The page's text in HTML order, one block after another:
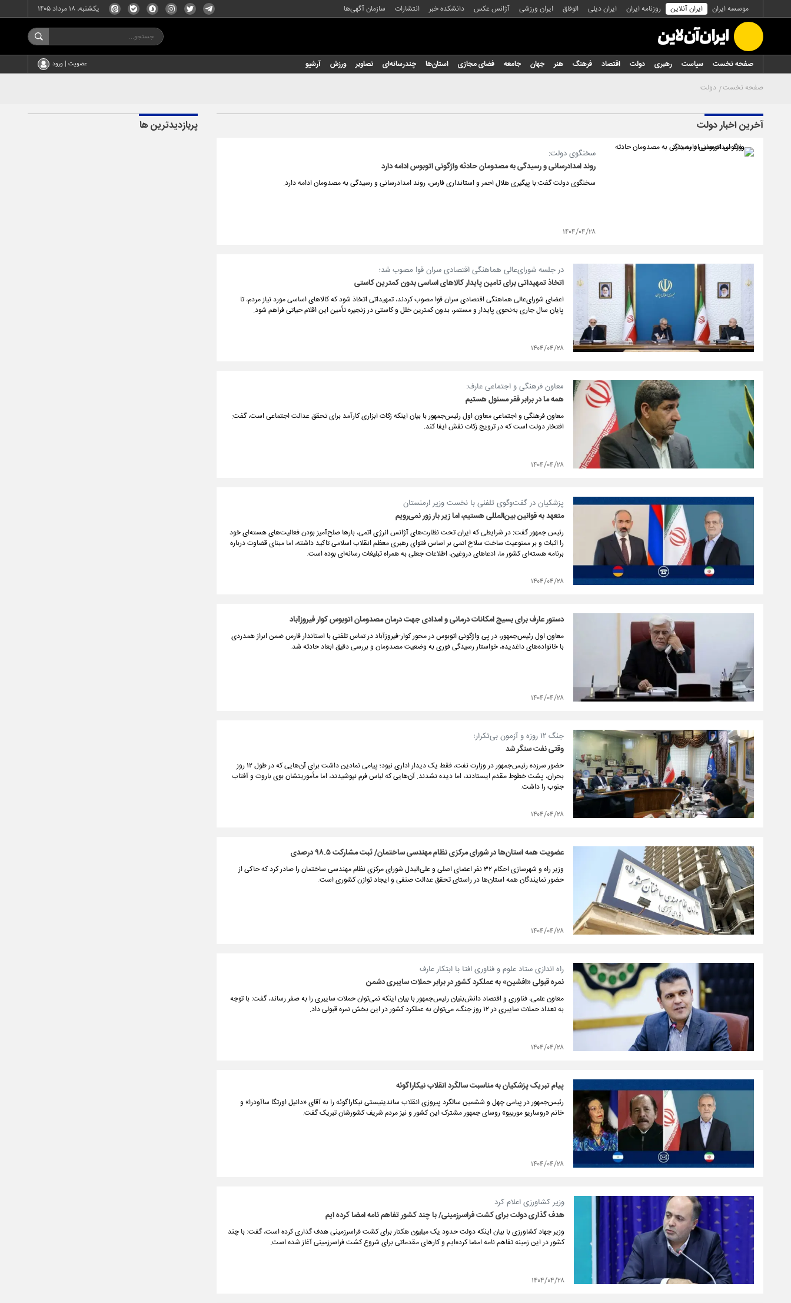
موسسه ایران ایران آنلاین روزنامه ایران ایران دیلی الوفاق ایران ورزشی آژانس عکس دانشکده خبر انتشارات سازمان آگهی‌ها یکشنبه، ۱۸ مرداد ۱۴۰۵
صفحه نخست سیاست رهبری دولت اقتصاد فرهنگ هنر جهان جامعه فضای مجازی استان‌ها چندرسانه‌ای تصاویر ورزش آرشیو عضویت | ورود
صفحه نخست دولت
آخرین اخبار دولت
سخنگوی دولت:
روند امدادرسانی و رسیدگی به مصدومان حادثه واژگونی اتوبوس ادامه دارد
سخنگوی دولت گفت:با پیگیری هلال احمر و استانداری فارس، روند امدادرسانی و رسیدگی به مصدومان ادامه دارد.
۱۴۰۴/۰۴/۲۸
در جلسه شورای‌عالی هماهنگی اقتصادی سران قوا مصوب شد؛
اتخاذ تمهیداتی برای تامین پایدار کالاهای اساسی بدون کمترین کاستی
اعضای شورای‌عالی هماهنگی اقتصادی سران قوا مصوب کردند، تمهیداتی اتخاذ شود که کالاهای اساسی مورد نیاز مردم، تا
پایان سال جاری به‌نحوی پایدار و مستمر، بدون کمترین خلل و کاستی در زنجیره تأمین این اقلام حیاتی فراهم شود.
۱۴۰۴/۰۴/۲۸
معاون فرهنگی و اجتماعی عارف:
همه ما در برابر فقر مسئول هستیم
معاون فرهنگی و اجتماعی معاون اول رئیس‌جمهور با بیان اینکه زکات ابزاری کارآمد برای تحقق عدالت اجتماعی است، گفت:
افتخار دولت است که در ترویج زکات نقش ایفا کند.
۱۴۰۴/۰۴/۲۸
پزشکیان در گفت‌وگوی تلفنی با نخست وزیر ارمنستان
متعهد به قوانین بین‌المللی هستیم، اما زیر بار زور نمی‌رویم
رئیس جمهور گفت‌: در شرایطی که ایران تحت نظارت‌های آژانس انرژی اتمی، بارها صلح‌آمیز بودن فعالیت‌های هسته‌ای خود
را اثبات و بر ممنوعیت ساخت سلاح اتمی بر اساس فتوای رهبری معظم انقلاب اسلامی تاکید داشته، اما مبنای قضاوت درباره
برنامه هسته‌ای کشور ما، ادعاهای دروغین، اطلاعات جعلی به همراه تبلیغات رسانه‌ای بوده است.
۱۴۰۴/۰۴/۲۸
دستور عارف برای بسیج امکانات درمانی و امدادی جهت درمان مصدومان اتوبوس کوار فیروزآباد
معاون اول رئیس‌جمهور، در پی واژگونی اتوبوس در محور کوار-فیروزآباد در تماس تلفنی با استاندار فارس ضمن ابراز همدردی
با خانواده‌های داغدیده، خواستار رسیدگی فوری به وضعیت مصدومان و بررسی دقیق ابعاد حادثه شد.
۱۴۰۴/۰۴/۲۸
جنگ ۱۲ روزه و آزمون بی‌تکرار؛
وقتی نفت سنگر شد
حضور سرزده رئیس‌جمهور در وزارت نفت، فقط یک دیدار اداری نبود؛ پیامی نمادین داشت برای آن‌هایی که در طول ۱۲ روز
بحران، پشت خطوط مقدم ایستادند، اما دیده نشدند. آن‌هایی که لباس فرم نپوشیدند، اما مأموریتشان بوی باروت و آفتاب
جنوب را داشت.
۱۴۰۴/۰۴/۲۸
عضویت همه استان‌ها در شورای مرکزی نظام مهندسی ساختمان/ ثبت مشارکت ۹۸.۵ درصدی
وزیر راه و شهرسازی احکام ۳۲ نفر اعضای اصلی و علی‌البدل شورای مرکزی نظام مهندسی ساختمان را صادر کرد که حاکی از
حضور نمایندگان همه استان‌ها در راستای تحقق عدالت صنفی و ایجاد توازن کشوری است.
۱۴۰۴/۰۴/۲۸
راه اندازی ستاد علوم و فناوری افتا با ابتکار عارف
نمره قبولی «افشین» به عملکرد کشور در برابر حملات سایبری دشمن
معاون علمی، فناوری و اقتصاد دانش‌بنیان رئیس‌جمهور با بیان اینکه نمی‌توان حملات سایبری را به صفر رساند، گفت: با توجه
به تعداد حملات سایبری در ۱۲ روز جنگ، می‌توان به عملکرد کشور در این بخش نمره قبولی داد.
۱۴۰۴/۰۴/۲۸
پیام تبریک پزشکیان به مناسبت سالگرد انقلاب نیکاراگوئه
رئیس‌جمهور در پیامی چهل و ششمین سالگرد پیروزی انقلاب ساندینیستی نیکاراگوئه را به آقای «دانیل اورتگا ساآودرا» و
خانم «روساریو مورییو» روسای جمهور مشترک این کشور و نیز مردم شریف کشورشان تبریک گفت.
۱۴۰۴/۰۴/۲۸
وزیر کشاورزی اعلام کرد
هدف گذاری دولت برای کشت فراسرزمینی/ با چند کشور تفاهم نامه امضا کرده ایم
وزیر جهاد کشاورزی با بیان اینکه دولت حدود یک میلیون هکتار برای کشت فراسرزمینی هدف گذاری کرده است، گفت: با چند
کشور در این زمینه تفاهم نامه امضا کرده‌ایم و کارهای مقدماتی برای شروع کشت فراسرزمینی آغاز شده است.
۱۴۰۴/۰۴/۲۸
پربازدیدترین ها